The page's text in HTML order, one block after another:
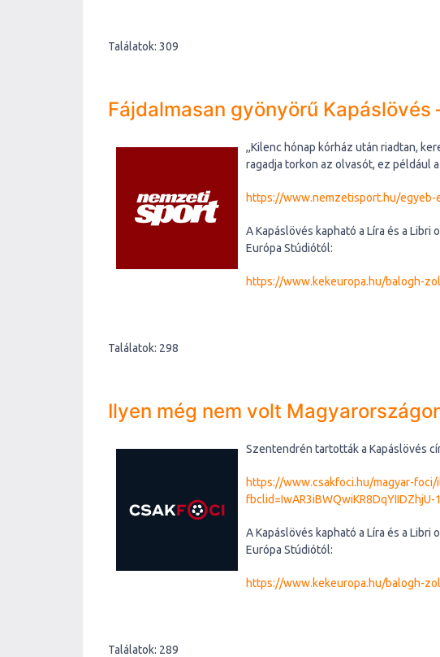
Találatok: 309
Fájdalmasan gyönyörű
,,Kilenc hónap kórház után riadtan,
ragadja torkon az olvasót, ez például
https://www.nemzetisport.hu/egyeb-
A Kapáslövés kapható a Líra és a
Európa Stúdiótól:
https://www.kekeuropa.hu/balogh-
Találatok: 298
Ilyen még nem volt
Szentendrén tartották a Kapáslövés
https://www.csakfoci.hu/magyar-
A Kapáslövés kapható a Líra és a
Európa Stúdiótól:
https://www.kekeuropa.hu/balogh-
Találatok: 289